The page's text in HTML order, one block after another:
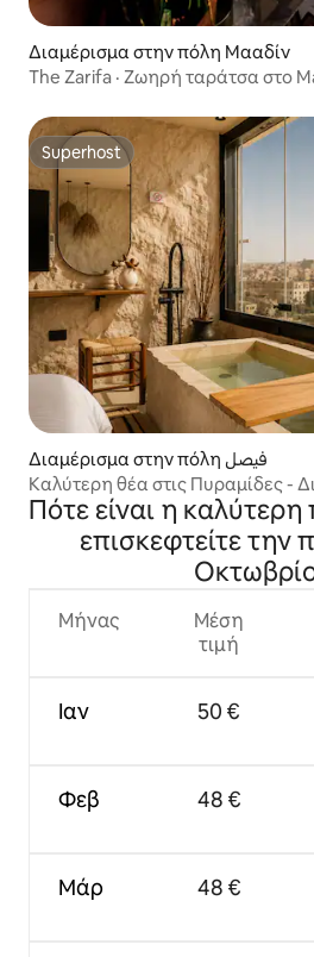
Διαμέρισμα στην πόλη Μααδίν
The Zarifa · Ζωηρή ταράτσα στο
Superhost
Superhost
Διαμέρισμα στην πόλη فيصل
Καλύτερη θέα στις Πυραμίδες -
υπνοδωματίων
Πότε είναι η καλύτερη
επισκεφτείτε την
Μήνας
Ιαν
Φεβ
Μάρ
Μέση
τιμή
50 €
48 €
48 €